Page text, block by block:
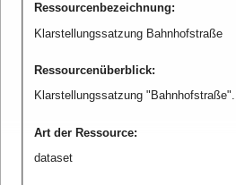
Ressourcenbezeichnung:
Klarstellungssatzung Bahnhofstraße
Ressourcenüberblick:
Klarstellungssatzung "Bahnhofstraße".
Art der Ressource:
dataset